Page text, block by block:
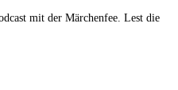
mit der Märchenfee. Lest die